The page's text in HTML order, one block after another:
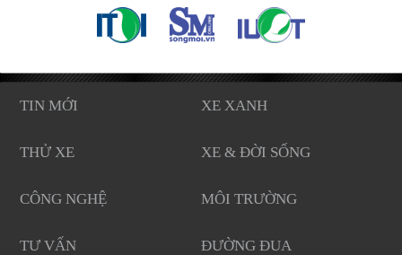
TIN MỚI XE XANH
THỬ XE XE & ĐỜI SỐNG
CÔNG NGHỆ MÔI TRƯỜNG
TƯ VẤN ĐƯỜNG ĐUA